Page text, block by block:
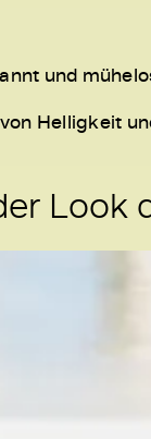
und
Helligkeit
Look